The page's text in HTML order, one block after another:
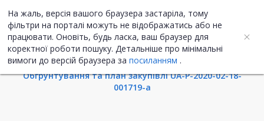
На жаль, версія вашого браузера застаріла, тому
фільтри на порталі можуть не відображатись або не
працювати. Оновіть, будь ласка, ваш браузер для
коректної роботи пошуку. Детальніше про мінімальні
вимоги до версій браузера за посиланням .
UA ENG
Інформація про закупівлю
Обгрунтування та план закупівлі UA-P-2020-02-18-
001719-a